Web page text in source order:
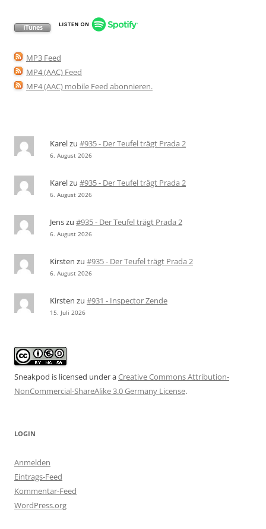
MP3 Feed
MP4 (AAC) Feed
MP4 (AAC) mobile Feed abonnieren.
Karelzu #935 - Der Teufel trägt Prada 2
6. August 2026
Karelzu #935 - Der Teufel trägt Prada 2
6. August 2026
Jenszu #935 - Der Teufel trägt Prada 2
6. August 2026
Kirsten zu #935 - Der Teufel trägt Prada 2
6. August 2026
Kirsten zu #931 - Inspector Zende
15. Juli 2026
Sneakpod is licensed under aCreative Commons Attribution-
NonCommercial-ShareAlike 3.0 Germany License.
LOGIN
Anmelden
Eintrags-Feed
Kommentar-Feed
WordPress.org